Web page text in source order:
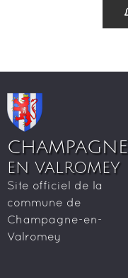
CHAMPAGNE
EN VALROMEY
Site officiel de la
commune de
Champagne-en-
Valromey